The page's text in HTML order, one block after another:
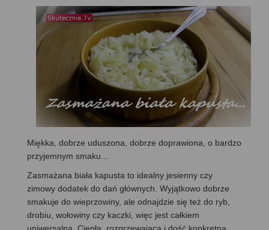
Miękka, dobrze uduszona, dobrze doprawiona, o bardzo
przyjemnym smaku…
Zasmażana biała kapusta to idealny jesienny czy
zimowy dodatek do dań głównych. Wyjątkowo dobrze
smakuje do wieprzowiny, ale odnajdzie się też do ryb,
drobiu, wołowiny czy kaczki, więc jest całkiem